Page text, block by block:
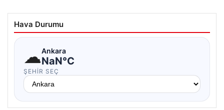
Hava Durumu
☁Ankara
NaN°C
ŞEHIR SEÇ